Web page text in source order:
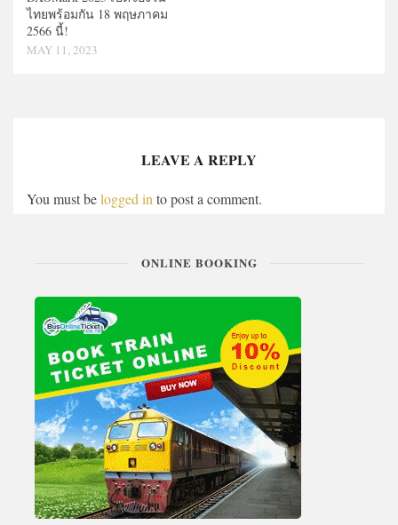
ไทยพร้อมกัน 18 พฤษภาคม
2566 นี้!
MAY 11, 2023
LEAVE A REPLY
You must belogged in to post a comment.
ONLINE BOOKING